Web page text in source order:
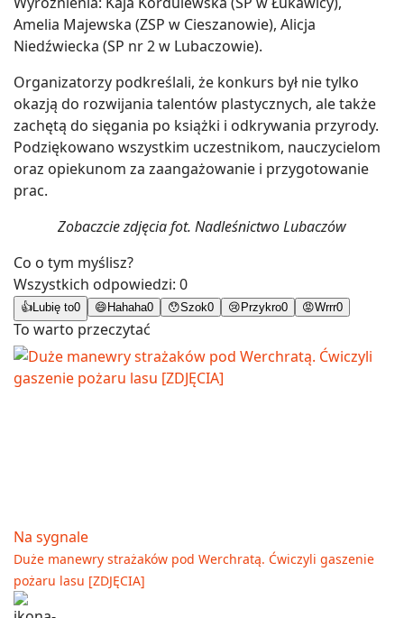
Amelia Majewska (ZSP w Cieszanowie), Alicja
Niedźwiecka (SP nr 2 w Lubaczowie).
Organizatorzy podkreślali, że konkurs był nie tylko
okazją do rozwijania talentów plastycznych, ale także
zachętą do sięgania po książki i odkrywania przyrody.
Podziękowano wszystkim uczestnikom, nauczycielom
oraz opiekunom za zaangażowanie i przygotowanie
prac.
Zobaczcie zdjęcia fot. Nadleśnictwo Lubaczów
Co o tym myślisz?
Wszystkich odpowiedzi: 0
👍 Lubię to0 😄 Hahaha0 😯Szok0 😢 Przykro0 😡Wrrr0
To warto przeczytać
Na sygnale
Duże manewry strażaków pod Werchratą. Ćwiczyli gaszenie
pożaru lasu [ZDJĘCIA]